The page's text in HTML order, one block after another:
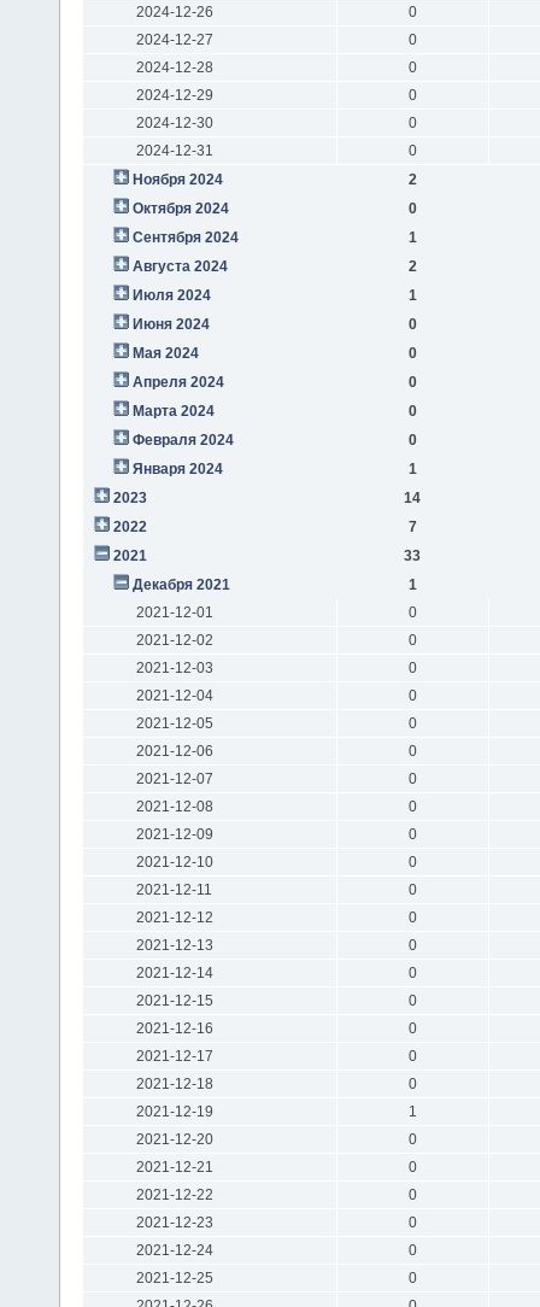
2024-12-26
0
2024-12-27
0
2024-12-28
0
2024-12-29
0
2024-12-30
0
2024-12-31
0
Ноября 2024
2
Октября 2024
0
Сентября 2024
1
Августа 2024
2
Июля 2024
1
Июня 2024
0
Мая 2024
0
Апреля 2024
0
Марта 2024
0
Февраля 2024
0
Января 2024
1
2023
14
2022
7
2021
33
Декабря 2021
1
2021-12-01
0
2021-12-02
0
2021-12-03
0
2021-12-04
0
2021-12-05
0
2021-12-06
0
2021-12-07
0
2021-12-08
0
2021-12-09
0
2021-12-10
0
2021-12-11
0
2021-12-12
0
2021-12-13
0
2021-12-14
0
2021-12-15
0
2021-12-16
0
2021-12-17
0
2021-12-18
0
2021-12-19
1
2021-12-20
0
2021-12-21
0
2021-12-22
0
2021-12-23
0
2021-12-24
0
2021-12-25
0